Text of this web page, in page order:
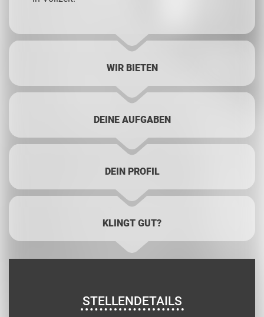
WIR BIETEN
DEINE AUFGABEN
DEIN PROFIL
KLINGT GUT?
STELLENDETAILS